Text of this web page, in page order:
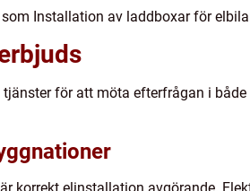
Installation av laddboxar för
tjänster för att möta efterfrågan i